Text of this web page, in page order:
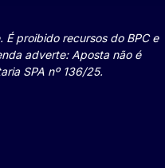
É proibido recursos do BPC e
adverte: Aposta não é
SPA nº 136/25.